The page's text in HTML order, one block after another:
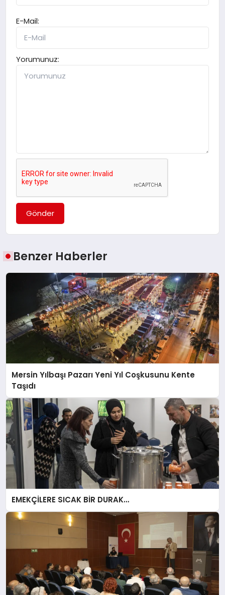
E-Mail:
Yorumunuz:
Gönder
Benzer Haberler
Mersin Yılbaşı Pazarı Yeni Yıl Coşkusunu Kente
Taşıdı
EMEKÇİLERE SICAK BİR DURAK…